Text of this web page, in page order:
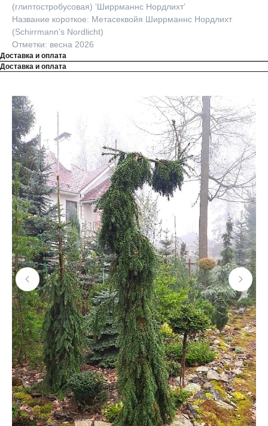
(глиптостробусовая) ‘Ширрманнс Нордлихт’
Название короткое: Метасеквойя Ширрманнс Нордлихт
(Schirrmann’s Nordlicht)
Отметки: весна 2026
Доставка и оплата
Доставка и оплата